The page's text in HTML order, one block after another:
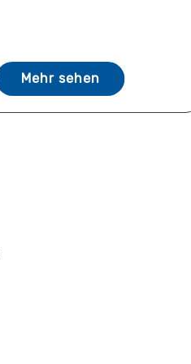
Mehr sehen